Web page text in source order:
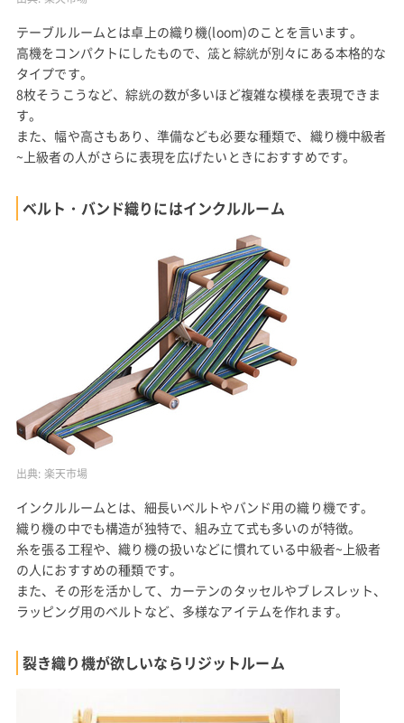
テーブルルームとは卓上の織り機(loom)のことを言います。
高機をコンパクトにしたもので、筬と綜絖が別々にある本格的な
タイプです。
8枚そうこうなど、綜絖の数が多いほど複雑な模様を表現できま
す。
また、幅や高さもあり、準備なども必要な種類で、織り機中級者
~上級者の人がさらに表現を広げたいときにおすすめです。
ベルト・バンド織りにはインクルルーム
出典: 楽天市場
インクルルームとは、細長いベルトやバンド用の織り機です。
織り機の中でも構造が独特で、組み立て式も多いのが特徴。
糸を張る工程や、織り機の扱いなどに慣れている中級者~上級者
の人におすすめの種類です。
また、その形を活かして、カーテンのタッセルやブレスレット、
ラッピング用のベルトなど、多様なアイテムを作れます。
裂き織り機が欲しいならリジットルーム